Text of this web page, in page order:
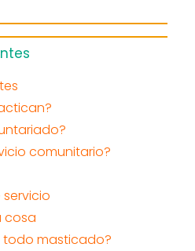
comunitario?
cosa
todo masticado?